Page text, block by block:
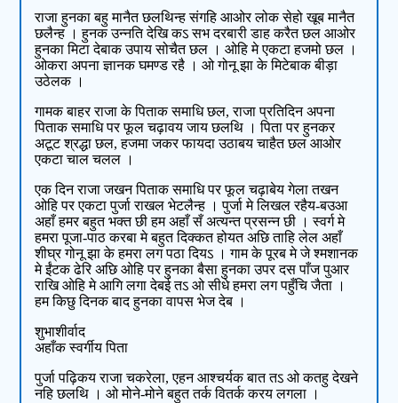
राजा हुनका बहु मानैत छलथिन्ह संगहि आओर लोक सेहो खूब मानैत
छलैन्ह । हुनक उन्नति देखि कऽ सभ दरबारी डाह करैत छल आओर
हुनका मिटा देबाक उपाय सोचैत छल । ओहि मे एकटा हजमो छल ।
ओकरा अपना ज्ञानक घमण्ड रहै । ओ गोनू झा के मिटेबाक बीड़ा
उठेलक ।
गामक बाहर राजा के पिताक समाधि छल, राजा प्रतिदिन अपना
पिताक समाधि पर फूल चढ़ावय जाय छलथि । पिता पर हुनकर
अटूट श्रद्धा छल, हजमा जकर फायदा उठाबय चाहैत छल आओर
एकटा चाल चलल ।
एक दिन राजा जखन पिताक समाधि पर फूल चढ़ाबेय गेला तखन
ओहि पर एकटा पुर्जा राखल भेटलैन्ह । पुर्जा मे लिखल रहैय-ब‍उआ
अहाँ हमर बहुत भक्‍त छी हम अहाँ सँ अत्यन्त प्रसन्‍न छी । स्वर्ग मे
हमरा पूजा-पाठ करबा मे बहुत दिक्‍कत होयत अछि ताहि लेल अहाँ
शीघ्र गोनू झा के हमरा लग पठा दियऽ । गाम के पूरब मे जे श्मशानक
मे ईंटक ढेरि अछि ओहि पर हुनका बैसा हुनका उपर दस पाँज पुआर
राखि ओहि मे आगि लगा देबई तऽ ओ सीधे हमरा लग पहुँचि जैता ।
हम किछु दिनक बाद हुनका वापस भेज देब ।
शुभाशीर्वाद
अहाँक स्वर्गीय पिता
पुर्जा पढ़िकय राजा चकरेला, एहन आश्‍चर्यक बात तऽ ओ कतहु देखने
नहि छलथि । ओ मोने-मोने बहुत तर्क वितर्क करय लगला ।